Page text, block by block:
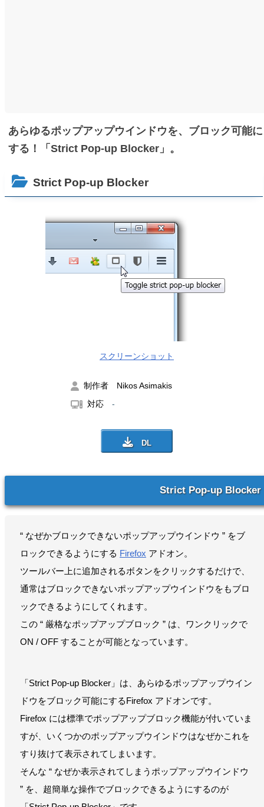
あらゆるポップアップウインドウを、ブロック可能に
する！「Strict Pop-up Blocker」。
Strict Pop-up Blocker
スクリーンショット
制作者 Nikos Asimakis
対応 -
Strict Pop-up Blocker
“ なぜかブロックできないポップアップウインドウ ” をブ
ロックできるようにする Firefox アドオン。
ツールバー上に追加されるボタンをクリックするだけで、
通常はブロックできないポップアップウインドウをもブロ
ックできるようにしてくれます。
この “ 厳格なポップアップブロック ” は、ワンクリックで
ON / OFF することが可能となっています。
「Strict Pop-up Blocker」は、あらゆるポップアップウイン
ドウをブロック可能にするFirefox アドオンです。
Firefox には標準でポップアップブロック機能が付いていま
すが、いくつかのポップアップウインドウはなぜかこれを
すり抜けて表示されてしまいます。
そんな “ なぜか表示されてしまうポップアップウインドウ
” を、超簡単な操作でブロックできるようにするのが